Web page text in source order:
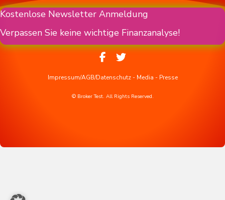
Kostenlose Newsletter Anmeldung
Verpassen Sie keine wichtige Finanzanalyse!
Impressum/AGB/Datenschutz- Media - Presse
© Broker Test. All Rights Reserved.